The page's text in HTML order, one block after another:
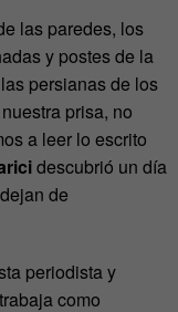
las paredes, los
y postes de la
persianas de los
prisa, no
a leer lo escrito
descubrió un día
de
periodista y
como